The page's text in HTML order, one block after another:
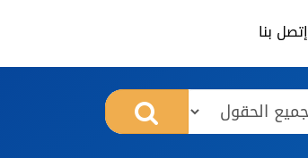
إتصل بنا